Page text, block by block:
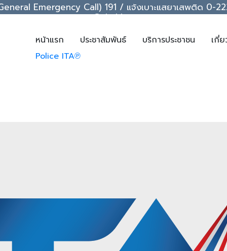
Emergency Call) 191 / แจ้งเบาะแสยาเสพติด
support@chakkrawat.com
หน้าแรก ประชาสัมพันธ์ บริการประชาชน เกี่ย
Police ITA℗